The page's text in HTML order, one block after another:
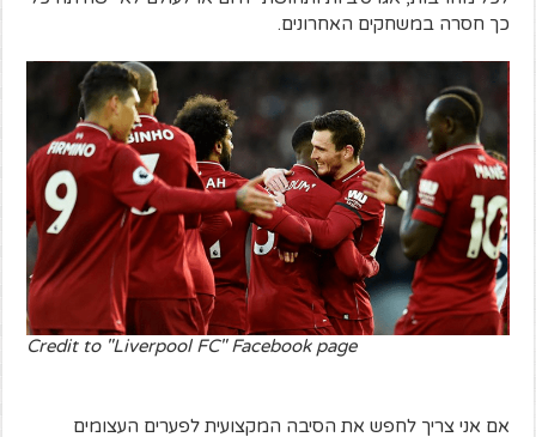
כך חסרה במשחקים האחרונים.
Credit to "Liverpool FC" Facebook page
אם אני צריך לחפש את הסיבה המקצועית לפערים העצומים